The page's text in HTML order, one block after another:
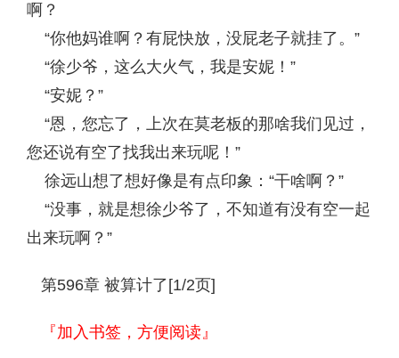
啊？
“你他妈谁啊？有屁快放，没屁老子就挂了。”
“徐少爷，这么大火气，我是安妮！”
“安妮？”
“恩，您忘了，上次在莫老板的那啥我们见过，
您还说有空了找我出来玩呢！”
徐远山想了想好像是有点印象：“干啥啊？”
“没事，就是想徐少爷了，不知道有没有空一起
出来玩啊？”
第596章 被算计了[1/2页]
『加入书签，方便阅读』